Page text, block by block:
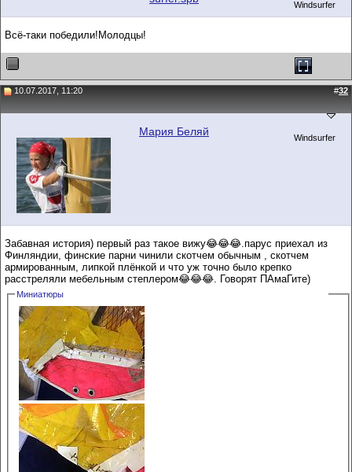
Windsurfer
Всё-таки победили!Молодцы!
10.07.2017, 11:20 #32
Мария Беляй Windsurfer
Забавная история) первый раз такое вижу😂😂😂.парус приехал из
Финляндии, финские парни чинили скотчем обычным , скотчем
армированным, липкой плёнкой и что уж точно было крепко
расстреляли мебельным степлером😂😂😂. Говорят ПАмаГите)
Миниатюры